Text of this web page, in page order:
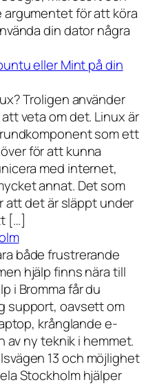
argumentet för att köra
din dator några
eller Mint på din
Troligen använder
veta om det. Linux är
som ett
för att kunna
med internet,
annat. Det som
att det är släppt under
[…]
både frustrerande
hjälp finns nära till
i Bromma får du
support, oavsett om
krånglande e-
ny teknik i hemmet.
13 och möjlighet
Stockholm hjälper